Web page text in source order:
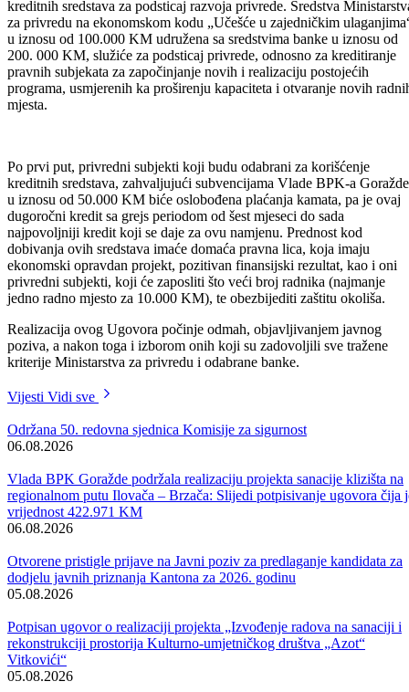
Premijer Bosansko-podrinjskog kantona Goražde Nazif Uruči i
direktor Raiffeisen bank d.d.-Filijala Goražde Enver Šabanović
potpisali su 31.08.2006.godine Ugovor u deponovanju i plasmanu
za privredu na ekonomskom kodu „Učešće u zajedničkim
u iznosu od 100.000 KM udružena sa sredstvima banke u iznosu od
200. 000 KM, služiće za podsticaj privrede, odnosno za kreditiranje
programa, usmjerenih ka proširenju kapaciteta i otvaranje novih
mjesta.